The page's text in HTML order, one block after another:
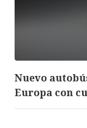
Nuevo
Europa con